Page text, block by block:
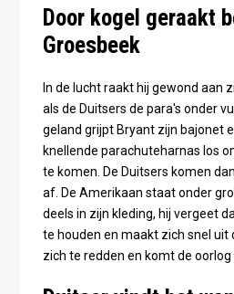
Door kogel geraakt
Groesbeek
In de lucht raakt hij gewond aan
als de Duitsers de para's onder
geland grijpt Bryant zijn bajonet
knellende parachuteharnas los
te komen. De Duitsers komen
af. De Amerikaan staat onder
deels in zijn kleding, hij vergeet
te houden en maakt zich snel uit
zich te redden en komt de oorlog